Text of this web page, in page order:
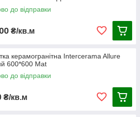
до відправки
₴/кв.м
керамогранітна Intercerama Allure
600*600 Mat
до відправки
₴/кв.м